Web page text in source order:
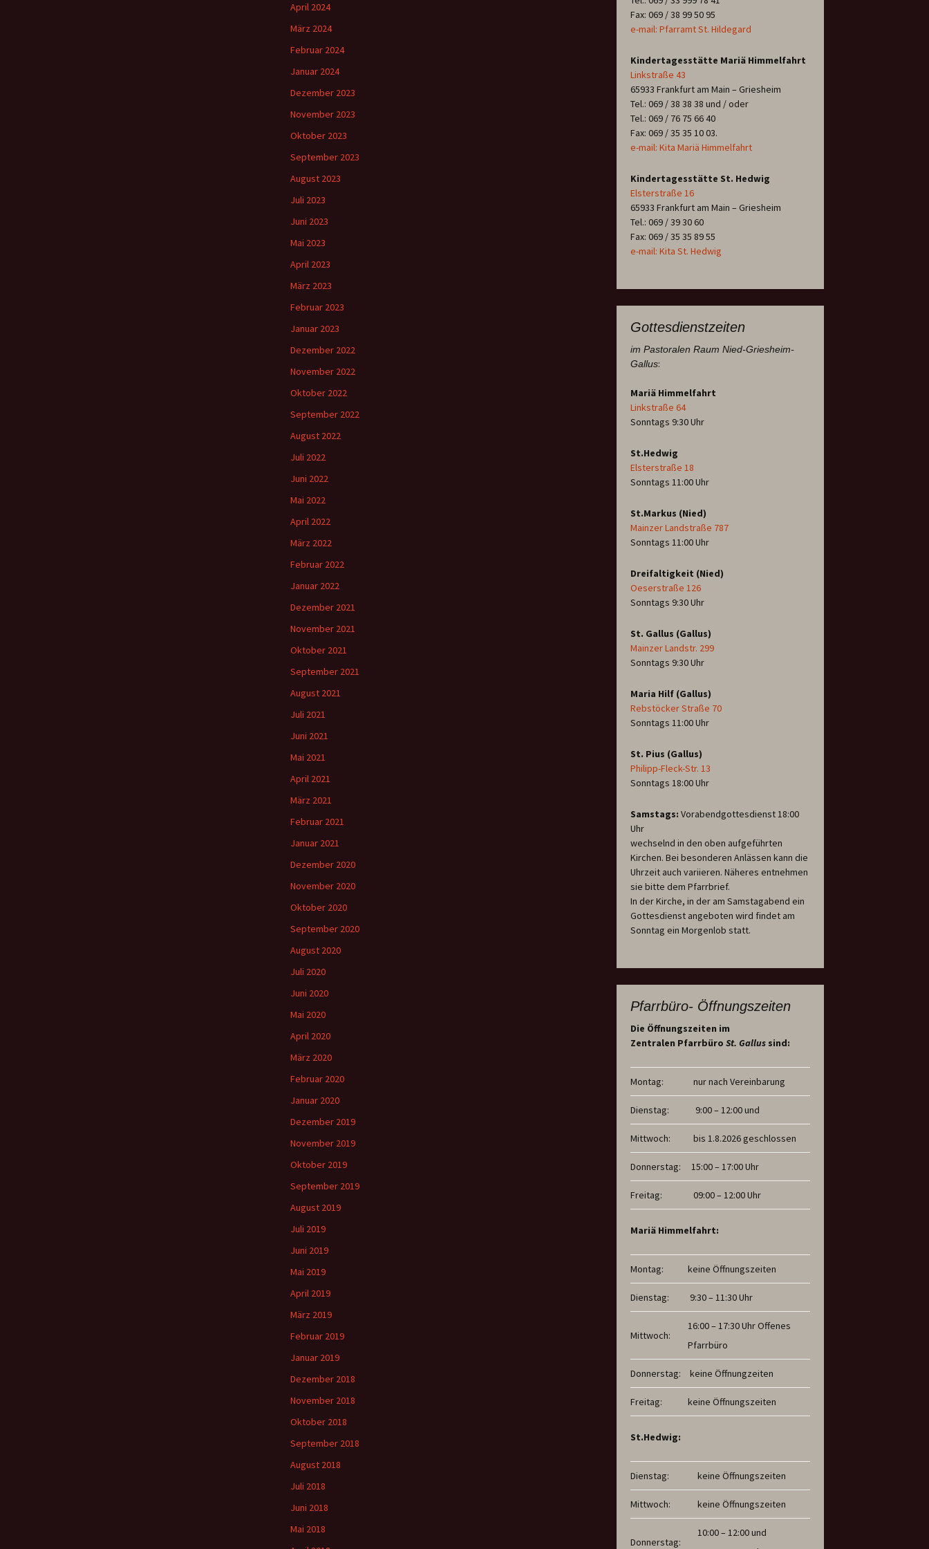
Fax: 069 / 38 99 50 95
e-mail: Pfarramt St. Hildegard
Kindertagesstätte Mariä Himmelfahrt
Linkstraße 43
65933 Frankfurt am Main – Griesheim
Tel.: 069 / 38 38 38 und / oder
Tel.: 069 / 76 75 66 40
Fax: 069 / 35 35 10 03.
e-mail: Kita Mariä Himmelfahrt
Kindertagesstätte St. Hedwig
Elsterstraße 16
65933 Frankfurt am Main – Griesheim
Tel.: 069 / 39 30 60
Fax: 069 / 35 35 89 55
e-mail: Kita St. Hedwig
Gottesdienstzeiten
im Pastoralen Raum Nied-Griesheim-
Gallus:
Mariä Himmelfahrt
Linkstraße 64
Sonntags 9:30 Uhr
St.Hedwig
Elsterstraße 18
Sonntags 11:00 Uhr
St.Markus (Nied)
Mainzer Landstraße 787
Sonntags 11:00 Uhr
Dreifaltigkeit (Nied)
Oeserstraße 126
Sonntags 9:30 Uhr
St. Gallus (Gallus)
Mainzer Landstr. 299
Sonntags 9:30 Uhr
Maria Hilf (Gallus)
Rebstöcker Straße 70
Sonntags 11:00 Uhr
St. Pius (Gallus)
Philipp-Fleck-Str. 13
Sonntags 18:00 Uhr
Samstags: Vorabendgottesdienst 18:00
Uhr
wechselnd in den oben aufgeführten
Kirchen. Bei besonderen Anlässen kann die
Uhrzeit auch variieren. Näheres entnehmen
sie bitte dem Pfarrbrief.
In der Kirche, in der am Samstagabend ein
Gottesdienst angeboten wird findet am
Sonntag ein Morgenlob statt.
Pfarrbüro- Öffnungszeiten
Die Öffnungszeiten im
Zentralen Pfarrbüro St. Gallus sind:
Montag: nur nach Vereinbarung
Dienstag: 9:00 – 12:00 und
Mittwoch: bis 1.8.2026 geschlossen
Donnerstag: 15:00 – 17:00 Uhr
Freitag: 09:00 – 12:00 Uhr
Mariä Himmelfahrt:
Montag: keine Öffnungszeiten
Dienstag: 9:30 – 11:30 Uhr
Mittwoch:
16:00 – 17:30 Uhr Offenes
Pfarrbüro
Donnerstag: keine Öffnungzeiten
Freitag: keine Öffnungszeiten
St.Hedwig:
Dienstag: keine Öffnungszeiten
Mittwoch: keine Öffnungszeiten
Donnerstag:
10:00 – 12:00 und
April 2024
März 2024
Februar 2024
Januar 2024
Dezember 2023
November 2023
Oktober 2023
September 2023
August 2023
Juli 2023
Juni 2023
Mai 2023
April 2023
März 2023
Februar 2023
Januar 2023
Dezember 2022
November 2022
Oktober 2022
September 2022
August 2022
Juli 2022
Juni 2022
Mai 2022
April 2022
März 2022
Februar 2022
Januar 2022
Dezember 2021
November 2021
Oktober 2021
September 2021
August 2021
Juli 2021
Juni 2021
Mai 2021
April 2021
März 2021
Februar 2021
Januar 2021
Dezember 2020
November 2020
Oktober 2020
September 2020
August 2020
Juli 2020
Juni 2020
Mai 2020
April 2020
März 2020
Februar 2020
Januar 2020
Dezember 2019
November 2019
Oktober 2019
September 2019
August 2019
Juli 2019
Juni 2019
Mai 2019
April 2019
März 2019
Februar 2019
Januar 2019
Dezember 2018
November 2018
Oktober 2018
September 2018
August 2018
Juli 2018
Juni 2018
Mai 2018